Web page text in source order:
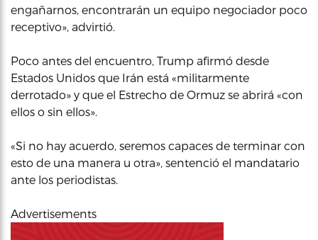
engañarnos, encontrarán un equipo negociador poco
receptivo», advirtió.
Poco antes del encuentro, Trump afirmó desde
Estados Unidos que Irán está «militarmente
derrotado» y que el Estrecho de Ormuz se abrirá «con
ellos o sin ellos».
«Si no hay acuerdo, seremos capaces de terminar con
esto de una manera u otra», sentenció el mandatario
ante los periodistas.
Advertisements